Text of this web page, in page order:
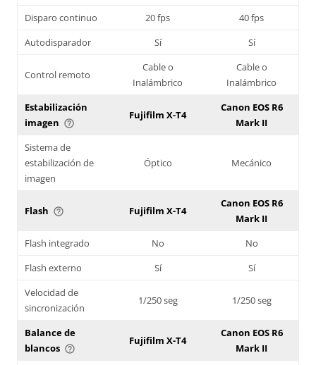
Disparo continuo 20 fps
40 fps
Autodisparador
Sí Sí
Control remoto
Cable o
Inalámbrico
Cable o
Inalámbrico
Estabilización
imagen help_outline
Fujifilm X-T4
Canon EOS R6
Mark II
Sistema de
estabilización de
imagen
Óptico Mecánico
Flash help_outline Fujifilm X-T4
Canon EOS R6
Mark II
Flash integrado
No
No
Flash externo
Sí
Sí
Velocidad de
sincronización
1/250 seg 1/250 seg
Balance de
blancos help_outline
Fujifilm X-T4
Canon EOS R6
Mark II